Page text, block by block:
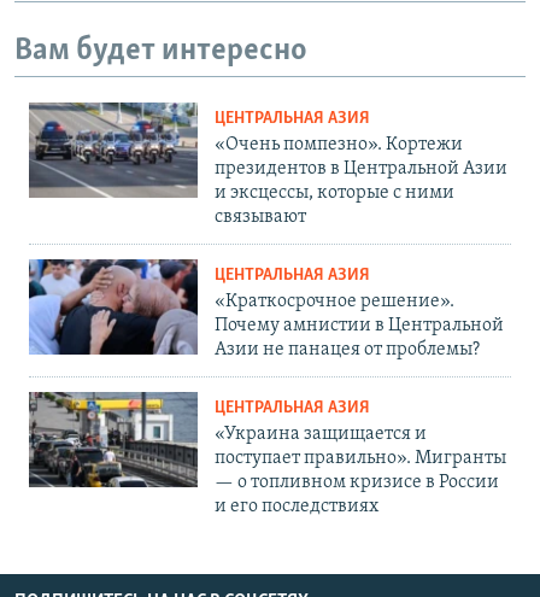
Вам будет интересно
ЦЕНТРАЛЬНАЯ АЗИЯ
«Очень помпезно». Кортежи
президентов в Центральной Азии
и эксцессы, которые с ними
связывают
ЦЕНТРАЛЬНАЯ АЗИЯ
«Краткосрочное решение».
Почему амнистии в Центральной
Азии не панацея от проблемы?
ЦЕНТРАЛЬНАЯ АЗИЯ
«Украина защищается и
поступает правильно». Мигранты
— о топливном кризисе в России
и его последствиях